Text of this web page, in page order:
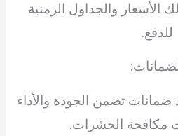
الأسعار والجداول الزمنية
للدفع.
تضمن الجودة والأداء
مكافحة الحشرات.